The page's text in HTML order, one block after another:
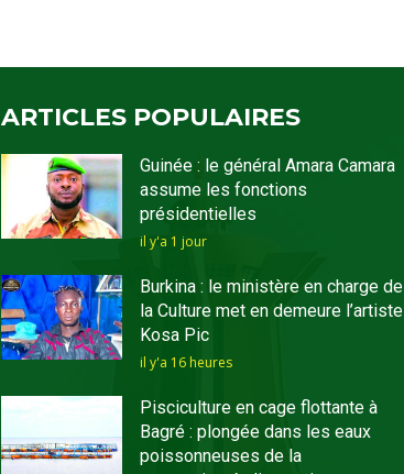
ARTICLES POPULAIRES
Guinée : le général Amara Camara
assume les fonctions
présidentielles
il y'a 1 jour
Burkina : le ministère en charge de
la Culture met en demeure l’artiste
Kosa Pic
il y'a 16 heures
Pisciculture en cage flottante à
Bagré : plongée dans les eaux
poissonneuses de la